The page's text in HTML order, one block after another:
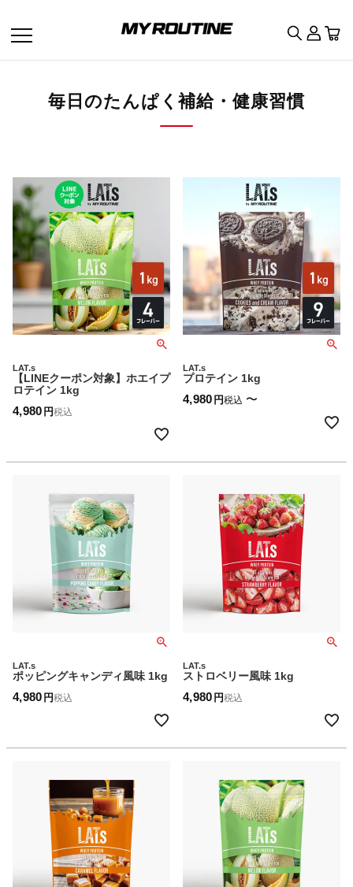
毎日のたんぱく補給・健康習慣
LAT.s
【LINEクーポン対象】ホエイプ
ロテイン 1kg
4,980 税込
LAT.s
プロテイン 1kg
4,980 税込 〜
LAT.s
ポッピングキャンディ風味 1kg
4,980 税込
LAT.s
ストロベリー風味 1kg
4,980 税込